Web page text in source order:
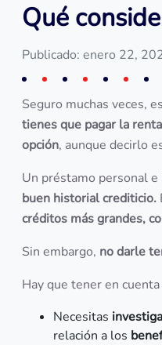
Qué
Publicado: enero 22,
Seguro muchas veces,
tienes que pagar la
opción, aunque decirlo
Un préstamo personal
buen historial crediticio.
créditos más grandes,
Sin embargo, no darle
Hay que tener en
Necesitas
relación a los